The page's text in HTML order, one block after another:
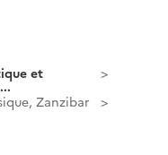
et
Zanzibar